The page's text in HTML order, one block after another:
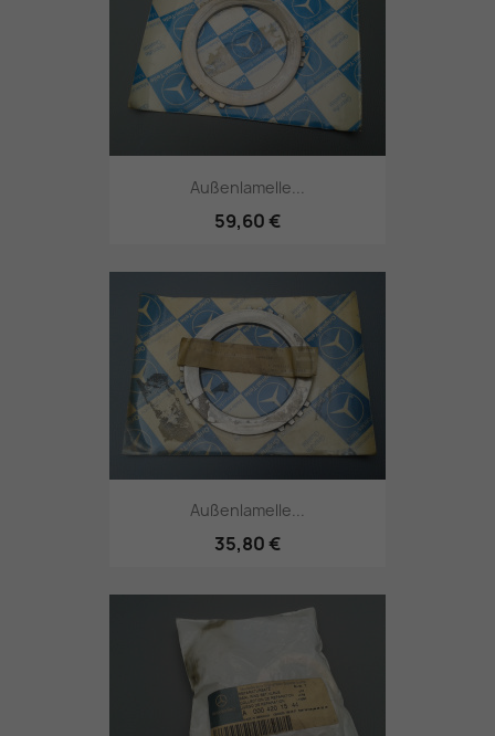
Außenlamelle...
59,60 €
Außenlamelle...
35,80 €